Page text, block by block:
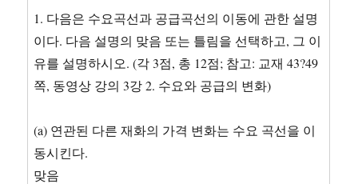
1. 다음은 수요곡선과 공급곡선의 이동에 관한 설명
이다. 다음 설명의 맞음 또는 틀림을 선택하고, 그 이
유를 설명하시오. (각 3점, 총 12점; 참고: 교재 43?49
쪽, 동영상 강의 3강 2. 수요와 공급의 변화)
(a) 연관된 다른 재화의 가격 변화는 수요 곡선을 이
동시킨다.
맞음